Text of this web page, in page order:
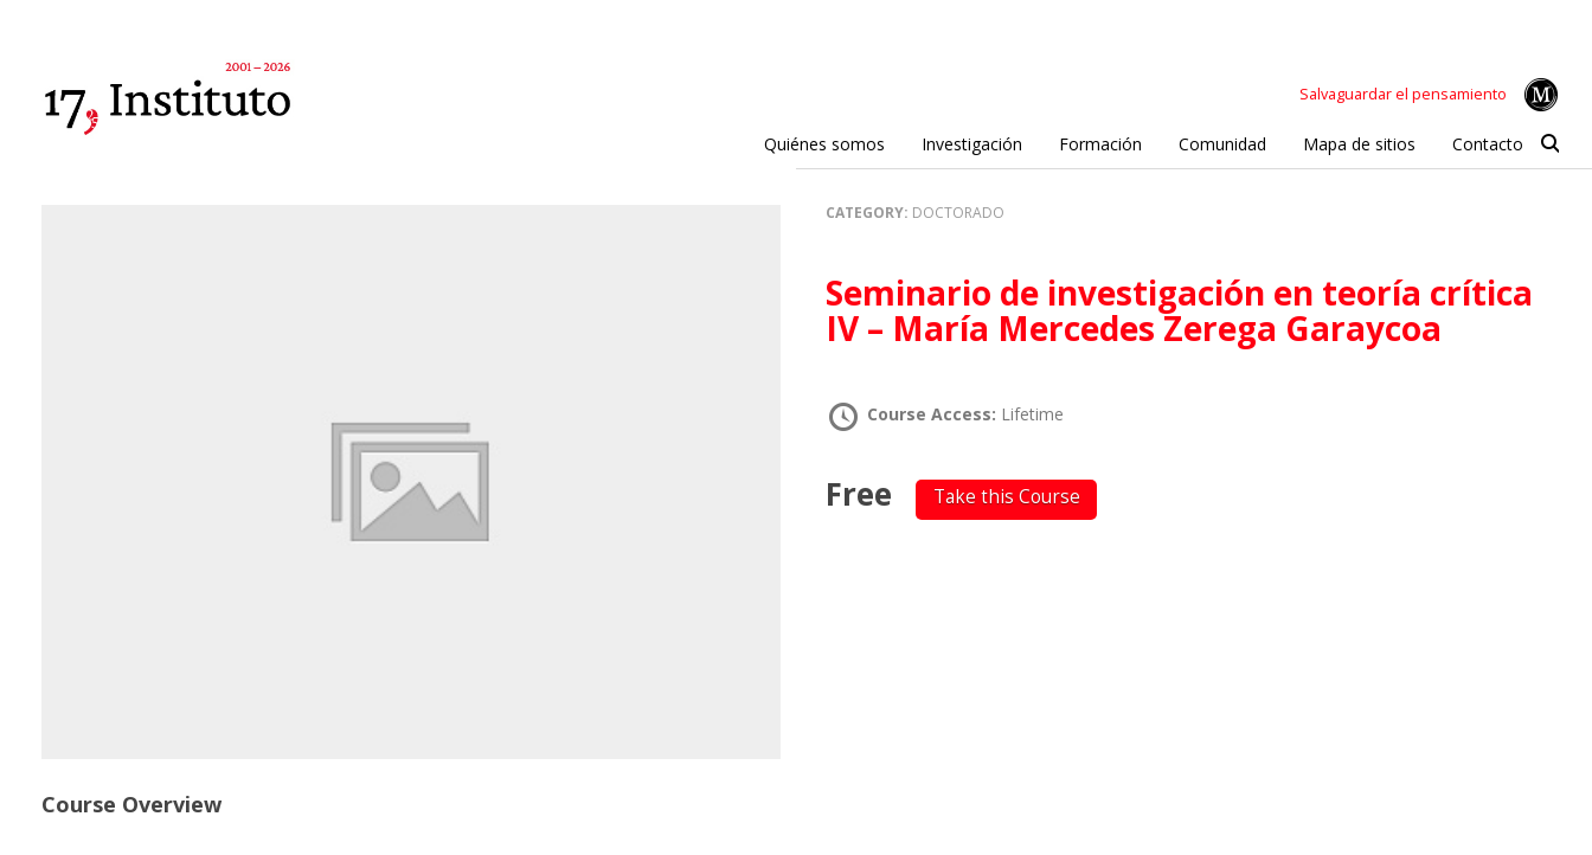
Salvaguardar el pensamiento
Quiénes somos Investigación Formación Comunidad Mapa de sitios Contacto
CATEGORY: DOCTORADO
Seminario de investigación en teoría crítica
IV – María Mercedes Zerega Garaycoa
Course Access: Lifetime
Free Take this Course
Course Overview